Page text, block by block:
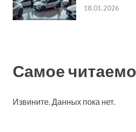
18.01.2026
Самое
Извините. Данных пока нет.